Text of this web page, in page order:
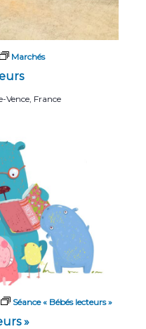
Marchés
Vence, France
»
Séance « Bébés lecteurs »